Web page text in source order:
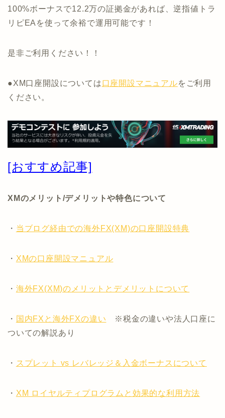
100%ボーナスで12.2万の証拠金があれば、逆指値トラ
リピEAを使って余裕で運用可能です！
是非ご利用ください！！
●XM口座開設については口座開設マニュアルをご利用
ください。
[おすすめ記事]
XMのメリット/デメリットや特色について
・ 当ブログ経由での海外FX(XM)の口座開設特典
・ XMの口座開設マニュアル
・ 海外FX(XM)のメリットとデメリットについて
・ 国内FXと海外FXの違い ※税金の違いや法人口座に
ついての解説あり
・ スプレット vs レバレッジ＆入金ボーナスについて
・ XM ロイヤルティプログラムと効果的な利用方法